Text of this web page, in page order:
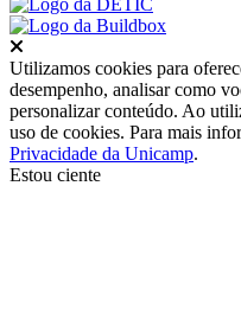
Utilizamos cookies para
desempenho, analisar como
personalizar conteúdo. Ao
uso de cookies. Para mais
Privacidade da Unicamp.
Estou ciente